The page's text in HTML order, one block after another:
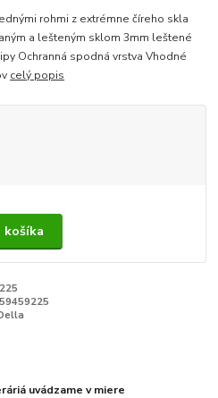
rohmi z extrémne číreho skla
a lešteným sklom 3mm leštené
Ochranná spodná vrstva Vhodné
celý popis
košíka
uvádzame v miere